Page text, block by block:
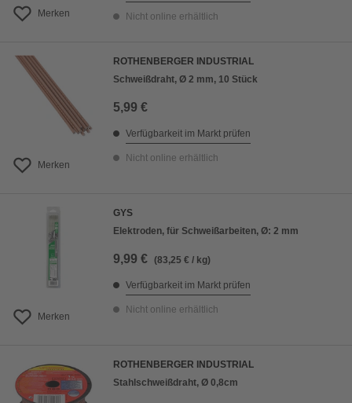
Merken Nicht online erhältlich
Merken
ROTHENBERGER INDUSTRIAL
Schweißdraht, Ø 2 mm, 10 Stück
5,99 €
Verfügbarkeit im Markt prüfen
Nicht online erhältlich
Merken
GYS
Elektroden, für Schweißarbeiten, Ø: 2 mm
9,99 € (83,25 € / kg)
Verfügbarkeit im Markt prüfen
Nicht online erhältlich
ROTHENBERGER INDUSTRIAL
Stahlschweißdraht, Ø 0,8cm